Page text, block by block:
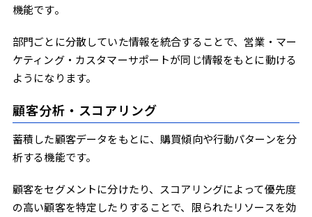
機能です。
部門ごとに分散していた情報を統合することで、営業・マー
ケティング・カスタマーサポートが同じ情報をもとに動ける
ようになります。
顧客分析・スコアリング
蓄積した顧客データをもとに、購買傾向や行動パターンを分
析する機能です。
顧客をセグメントに分けたり、スコアリングによって優先度
の高い顧客を特定したりすることで、限られたリソースを効